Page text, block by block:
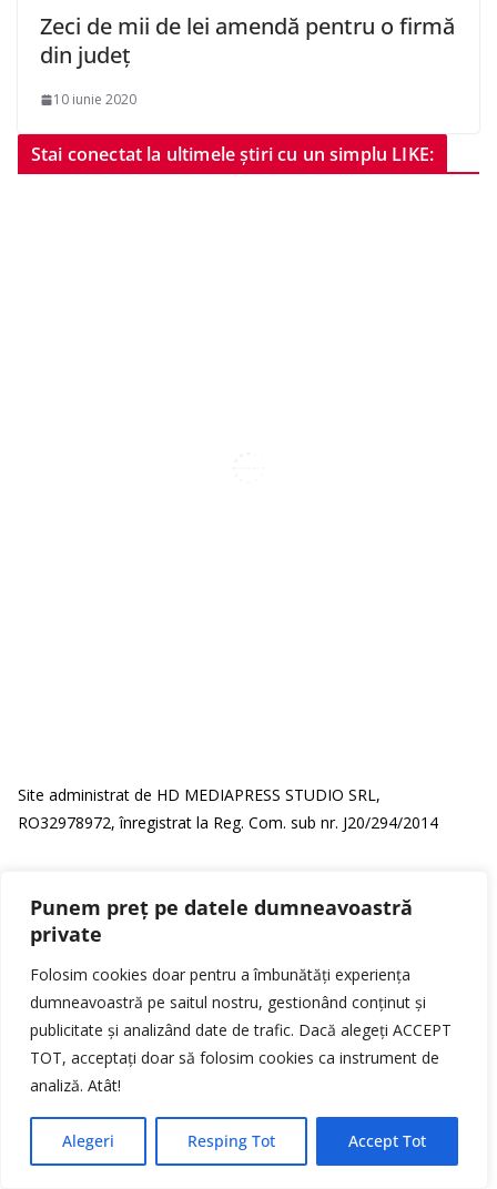
Punem preț pe datele dumneavoastră
private
Folosim cookies doar pentru a îmbunătăți experiența
dumneavoastră pe saitul nostru, gestionând conținut și
publicitate și analizând date de trafic. Dacă alegeți ACCEPT
TOT, acceptați doar să folosim cookies ca instrument de
analiză. Atât!
Alegeri Resping Tot Accept Tot
Zeci de mii de lei amendă pentru o firmă
din județ
10 iunie 2020
Stai conectat la ultimele știri cu un simplu LIKE:
Site administrat de HD MEDIAPRESS STUDIO SRL,
RO32978972, înregistrat la Reg. Com. sub nr. J20/294/2014